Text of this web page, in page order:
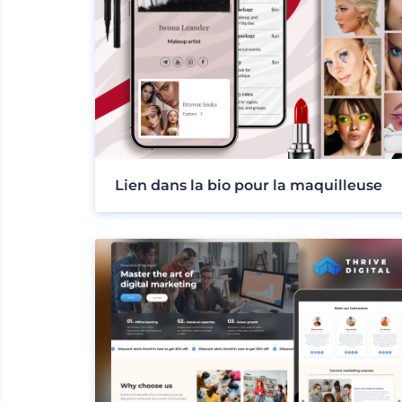
Lien dans la bio pour la maquilleuse